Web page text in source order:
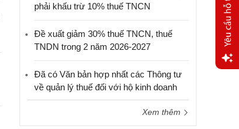
phải khấu trừ 10% thuế TNCN
Đề xuất giảm 30% thuế TNCN, thuế
TNDN trong 2 năm 2026-2027
Đã có Văn bản hợp nhất các Thông tư
về quản lý thuế đối với hộ kinh doanh
Xem thêm